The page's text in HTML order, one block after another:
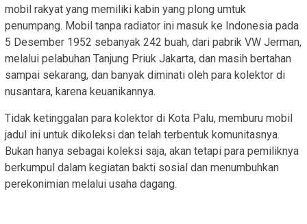
mobil rakyat yang memiliki kabin yang plong umtuk
penumpang. Mobil tanpa radiator ini masuk ke Indonesia pada
5 Desember 1952 sebanyak 242 buah, dari pabrik VW Jerman,
melalui pelabuhan Tanjung Priuk Jakarta, dan masih bertahan
sampai sekarang, dan banyak diminati oleh para kolektor di
nusantara, karena keuanikannya.
Tidak ketinggalan para kolektor di Kota Palu, memburu mobil
jadul ini untuk dikoleksi dan telah terbentuk komunitasnya.
Bukan hanya sebagai koleksi saja, akan tetapi para pemiliknya
berkumpul dalam kegiatan bakti sosial dan menumbuhkan
perekonimian melalui usaha dagang.